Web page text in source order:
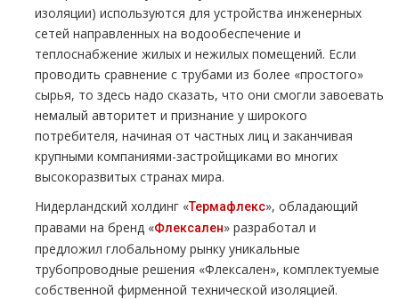
изоляции) используются для устройства инженерных
сетей направленных на водообеспечение и
теплоснабжение жилых и нежилых помещений. Если
проводить сравнение с трубами из более «простого»
сырья, то здесь надо сказать, что они смогли завоевать
немалый авторитет и признание у широкого
потребителя, начиная от частных лиц и заканчивая
крупными компаниями-застройщиками во многих
высокоразвитых странах мира.
Нидерландский холдинг «Термафлекс», обладающий
правами на бренд «Флексален» разработал и
предложил глобальному рынку уникальные
трубопроводные решения «Флексален», комплектуемые
собственной фирменной технической изоляцией.